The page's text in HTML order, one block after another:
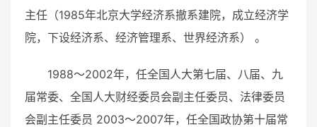
主任（1985年北京大学经济系撤系建院，成立经济学
院，下设经济系、经济管理系、世界经济系）
。
1988～2002年，任全国人大第七届、八届、九
届常委、全国人大财经委员会副主任委员、法律委员
会副主任委员 2003～2007年，任全国政协第十届常